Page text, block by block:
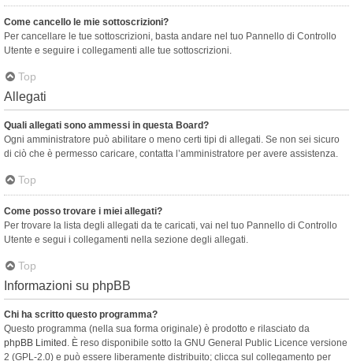
Come cancello le mie sottoscrizioni?
Per cancellare le tue sottoscrizioni, basta andare nel tuo Pannello di Controllo
Utente e seguire i collegamenti alle tue sottoscrizioni.
Top
Allegati
Quali allegati sono ammessi in questa Board?
Ogni amministratore può abilitare o meno certi tipi di allegati. Se non sei sicuro
di ciò che è permesso caricare, contatta l’amministratore per avere assistenza.
Top
Come posso trovare i miei allegati?
Per trovare la lista degli allegati da te caricati, vai nel tuo Pannello di Controllo
Utente e segui i collegamenti nella sezione degli allegati.
Top
Informazioni su phpBB
Chi ha scritto questo programma?
Questo programma (nella sua forma originale) è prodotto e rilasciato da
phpBB Limited . È reso disponibile sotto la GNU General Public Licence versione
2 (GPL-2.0) e può essere liberamente distribuito; clicca sul collegamento per